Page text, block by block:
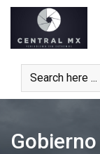
Skip
content